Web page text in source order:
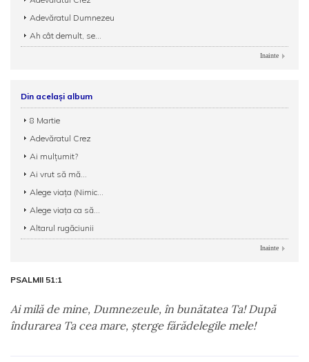
Adevăratul Dumnezeu
Ah cât demult, se...
Inainte
Din același album
8 Martie
Adevăratul Crez
Ai mulțumit?
Ai vrut să mă...
Alege viața (Nimic...
Alege viaţa ca să...
Altarul rugăciunii
Inainte
PSALMII 51:1
Ai milă de mine, Dumnezeule, în bunătatea Ta! După
îndurarea Ta cea mare, şterge fărădelegile mele!